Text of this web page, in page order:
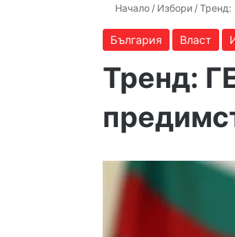
Начало / Избори / Тренд:
България Власт
Тренд: